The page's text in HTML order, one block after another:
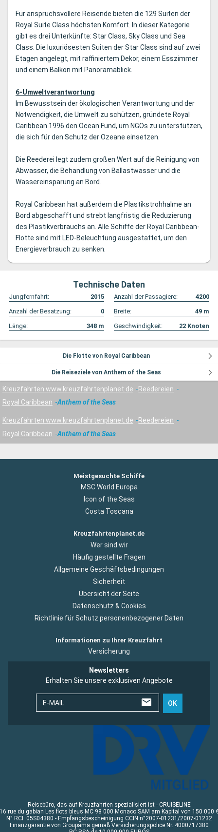
Für anspruchsvollere Reisende bieten die 129 Suiten der
Royal Suite Class höchsten Komfort. In dieser Kategorie
gibt es drei Unterkünfte: Star Class, Sky Class und Sea
Class. Die luxuriösesten Suiten der Star Class sind auf zwei
Etagen angelegt, mit raffiniertem Dekor, einem Esszimmer
und einem Balkon mit Panoramablick.
6-Umweltverantwortung
Im Bewusstsein der ökologischen Verantwortung und der
Notwendigkeit, die Umwelt zu schützen, gründete Royal
Caribbean 1996 den Ocean Fund, um NGOs zu unterstützen,
die sich für den Schutz der Ozeane einsetzen.
Die Reederei legt zudem großen Wert auf die Reinigung von
Abwasser, die Behandlung von Ballastwasser und die
Wassereinsparung an Bord.
Royal Caribbean hat außerdem die Plastikstrohhalme an
Bord abgeschafft und strebt langfristig die Reduzierung
des Plastikverbrauchs an. Alle Schiffe der Royal Caribbean-
Flotte sind mit LED-Beleuchtung ausgestattet, um den
Energieverbrauch zu senken.
Technische Daten
Jungfernfahrt: 2015 Anzahl der Passagiere:
4200
Anzahl der Besatzung:
0 Breite: 49 m
Länge:
348 m Geschwindigkeit: 22 Knoten
Die Flotte von Royal Caribbean
Die Reiseziele von Anthem of the Seas
Kreuzfahrten www.kreuzfahrtenplanet.de
Reedereien
Royal Caribbean
Anthem of the Seas
Kreuzfahrten www.kreuzfahrtenplanet.de
Reedereien
Royal Caribbean
Anthem of the Seas
Meistgesuchte Schiffe
MSC World Europa
Icon of the Seas
Costa Toscana
Kreuzfahrtenplanet.de
Wer sind wir
Häufig gestellte Fragen
Allgemeine Geschäftsbedingungen
Sicherheit
Übersicht der Seite
Datenschutz & Cookies
Richtlinie für Schutz personenbezogener Daten
Informationen zu Ihrer Kreuzfahrt
Versicherung
Newsletters
Erhalten Sie unsere exklusiven Angebote
E-MAIL OK
Reisebüro, das auf Kreuzfahrten spezialisiert ist - CRUISELINE
rue du gabian Les flots bleus MC 98 000 Monaco SAM am Kapital von 150 000
N° RCI: 05S04380 - Empfangsbescheinigung CCIN n°2007-01231/2007-01232
Finanzgarantie von Groupama gemäß Versicherungspolice Nr. 4000717380